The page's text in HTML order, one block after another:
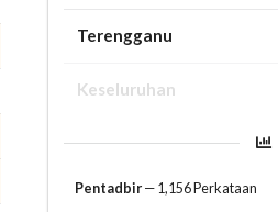
Terengganu
Keseluruhan
Pentadbir — 1,156 Perkataan